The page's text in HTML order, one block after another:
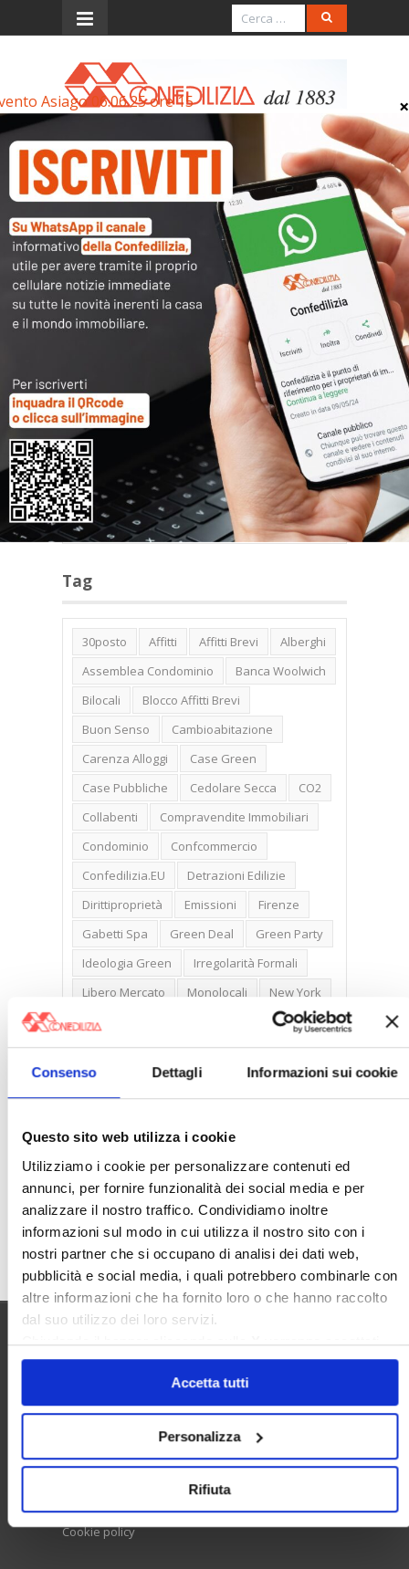
Consenso Dettagli Informazioni sui cookie
Questo sito web utilizza i cookie
Utilizziamo i cookie per personalizzare contenuti ed
annunci, per fornire funzionalità dei social media e per
analizzare il nostro traffico. Condividiamo inoltre
informazioni sul modo in cui utilizza il nostro sito con i
nostri partner che si occupano di analisi dei dati web,
pubblicità e social media, i quali potrebbero combinarle con
altre informazioni che ha fornito loro o che hanno raccolto
dal suo utilizzo dei loro servizi.
Chiudendo il banner cliccando sullaXverranno accettati
solo i cookie necessari.
Accetta tutti
Personalizza
Rifiuta
Menu
Evento Asiago 06.06.25
ore 15
Evento Asiago 06.06.25 ore 15
Archivi
Categorie
Tag
30posto Affitti Affitti Brevi
Alberghi
Assemblea Condominio
Banca Woolwich
Bilocali
Blocco Affitti Brevi
Buon Senso
Cambioabitazione
Carenza Alloggi
Case Green
Case Pubbliche
Cedolare Secca
CO2
Collabenti
Compravendite Immobiliari
Condominio
Confcommercio
Confedilizia.EU
Detrazioni Edilizie
Dirittiproprietà
Emissioni
Firenze
Gabetti Spa
Green Deal
Green Party
Ideologia Green
Irregolarità Formali
Libero Mercato
Monolocali
New York
Nudaproprietà
Prima Casa
Proprietari Casa
Rendite Catastali
Rivoluzioneliberale
Sunia
Trasferimenti
Treviso
Valore Case
Cerca
Utilità
Contatti e RPD
Cookie policy
Asiago 06.06.25 ore 15